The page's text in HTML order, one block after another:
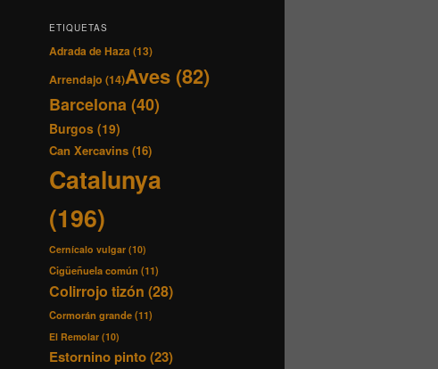
ETIQUETAS
Adrada de Haza (13)
Arrendajo (14)Aves (82)
Barcelona(40)
Burgos (19)
Can Xercavins (16)
Catalunya
(196)
Cernícalo vulgar (10)
Cigüeñuela común (11)
Colirrojo tizón (28)
Cormorán grande(11)
El Remolar (10)
Estornino pinto(23)